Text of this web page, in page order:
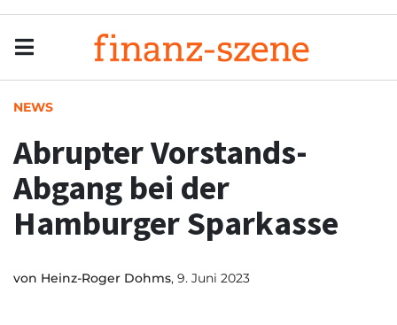
NEWS
Abrupter Vorstands-
Abgang bei der
Hamburger Sparkasse
von Heinz-Roger Dohms, 9. Juni 2023